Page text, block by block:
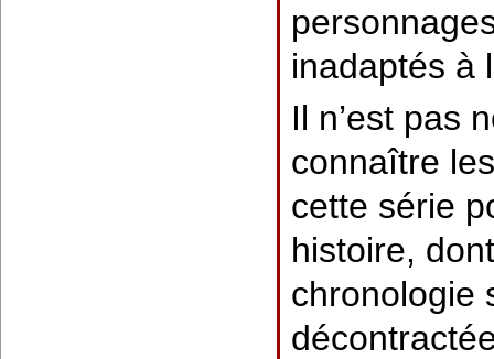
inadaptés à
Il n’est pas
connaître
cette série
histoire,
chronologie